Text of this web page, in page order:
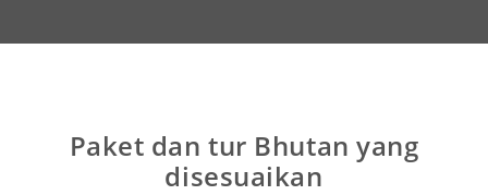
Paket dan tur Bhutan yang
disesuaikan